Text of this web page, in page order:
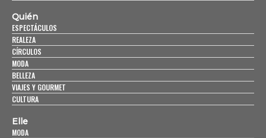
Quién
ESPECTÁCULOS
REALEZA
CÍRCULOS
MODA
BELLEZA
VIAJES Y GOURMET
CULTURA
Elle
MODA